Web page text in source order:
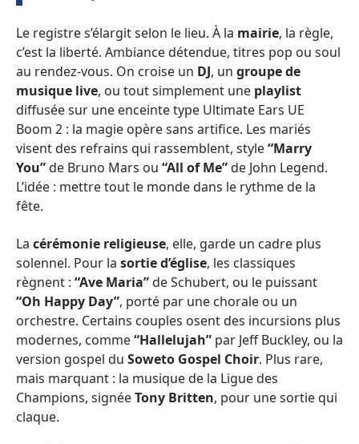
Le registre s’élargit selon le lieu. À la mairie, la règle,
c’est la liberté. Ambiance détendue, titres pop ou soul
au rendez-vous. On croise un DJ, un groupe de
musique live, ou tout simplement une playlist
diffusée sur une enceinte type Ultimate Ears UE
Boom 2 : la magie opère sans artifice. Les mariés
visent des refrains qui rassemblent, style“Marry
You”de Bruno Mars ou “All of Me”de John Legend.
L’idée : mettre tout le monde dans le rythme de la
fête.
La cérémonie religieuse, elle, garde un cadre plus
solennel. Pour la sortie d’église, les classiques
règnent : “Ave Maria”de Schubert, ou le puissant
“Oh Happy Day”, porté par une chorale ou un
orchestre. Certains couples osent des incursions plus
modernes, comme“Hallelujah” par Jeff Buckley, ou la
version gospel du Soweto Gospel Choir. Plus rare,
mais marquant : la musique de la Ligue des
Champions, signéeTony Britten, pour une sortie qui
claque.